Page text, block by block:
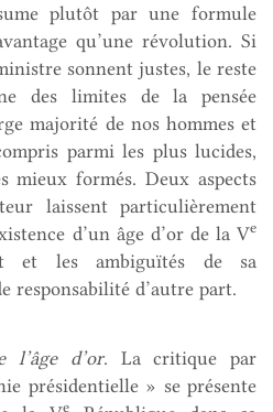
plutôt par une formule
qu’une révolution. Si
sonnent justes, le reste
des limites de la pensée
majorité de nos hommes et
parmi les plus lucides,
mieux formés. Deux aspects
laissent particulièrement
d’un âge d’or de la Ve
et les ambiguïtés de sa
responsabilité d’autre part.
l’âge d’or. La critique par
présidentielle » se présente
e